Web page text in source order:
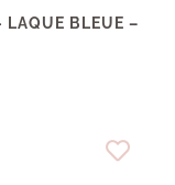
LAQUE BLEUE –